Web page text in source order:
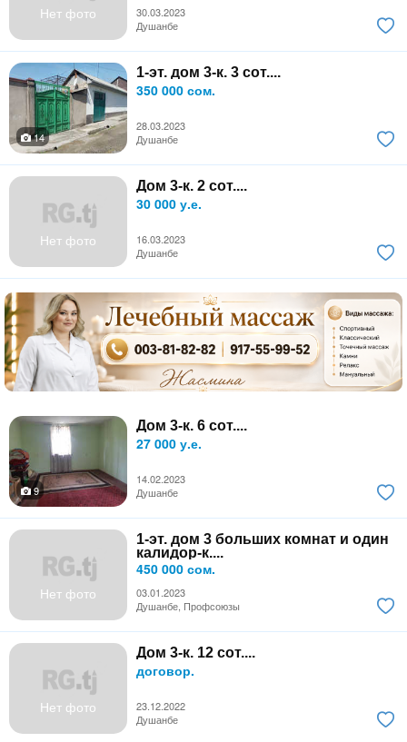
Нет фото
30.03.2023
Душанбе
1-эт. дом 3-к. 3 сот....
350 000 сом.
28.03.2023
14
Душанбе
Нет фото
Дом 3-к. 2 сот....
30 000 у.е.
16.03.2023
Душанбе
Дом 3-к. 6 сот....
27 000 у.е.
14.02.2023
9
Душанбе
Нет фото
1-эт. дом 3 больших комнат и один
калидор-к....
450 000 сом.
03.01.2023
Душанбе, Профсоюзы
Нет фото
Дом 3-к. 12 сот....
договор.
23.12.2022
Душанбе